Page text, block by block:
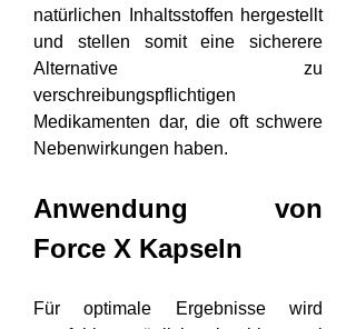
natürlichen Inhaltsstoffen hergestellt
und stellen somit eine sicherere
Alternative zu
verschreibungspflichtigen
Medikamenten dar, die oft schwere
Nebenwirkungen haben.
Anwendung von
Force X Kapseln
Für optimale Ergebnisse wird